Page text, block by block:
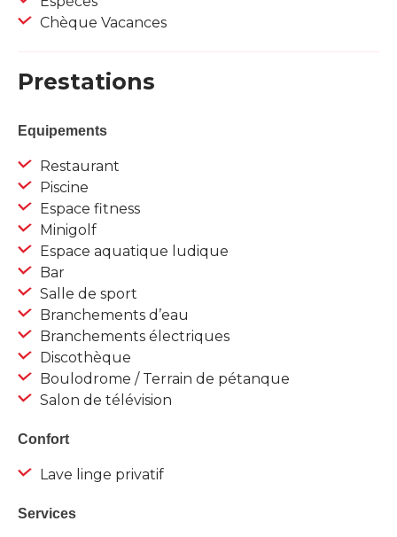
Chèque Vacances
Prestations
Equipements
Restaurant
Piscine
Espace fitness
Minigolf
Espace aquatique ludique
Bar
Salle de sport
Branchements d’eau
Branchements électriques
Discothèque
Boulodrome / Terrain de pétanque
Salon de télévision
Confort
Lave linge privatif
Services